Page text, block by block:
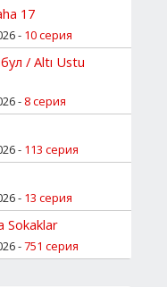
17
- 10 серия
/ Altı Ustu
- 8 серия
- 113 серия
- 13 серия
Sokaklar
-751 серия